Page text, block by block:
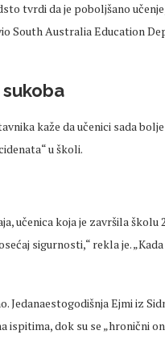
tvrdi da je poboljšano
South Australia Education
kaže da učenici sada
u školi.
, učenica koja je završila školu
ćaj sigurnosti,“ rekla je.
JedanaestogodišnjaEjmiiz
ispitima, dok su se „hronični